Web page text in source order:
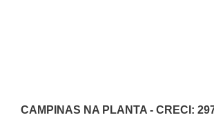
CAMPINAS NA PLANTA - CRECI: